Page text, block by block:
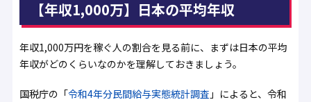
【年収1,000万】日本の平均年収
年収1,000万円を稼ぐ人の割合を見る前に、まずは日本の平均
年収がどのくらいなのかを理解しておきましょう。
国税庁の「令和4年分民間給与実態統計調査 」によると、令和